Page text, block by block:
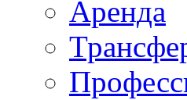
Аренда